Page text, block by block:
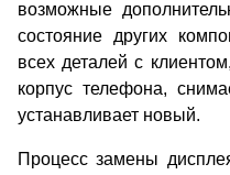
возможные
состояние других
всех деталей с
корпус телефона,
устанавливает новый.
Процесс замены